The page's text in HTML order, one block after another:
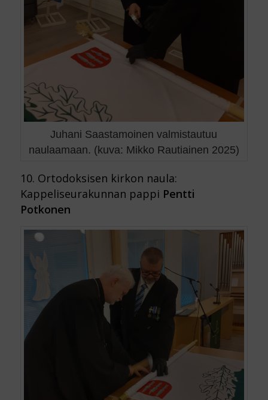
Juhani Saastamoinen valmistautuu
naulaamaan. (kuva: Mikko Rautiainen 2025)
10. Ortodoksisen kirkon naula:
Kappeliseurakunnan pappi Pentti
Potkonen